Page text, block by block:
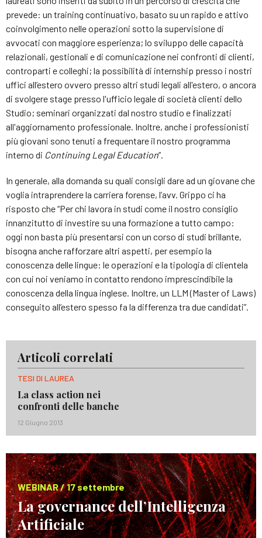
prevede: un training continuativo, basato su un rapido e attivo
coinvolgimento nelle operazioni sotto la supervisione di
avvocati con maggiore esperienza; lo sviluppo delle capacità
relazionali, gestionali e di comunicazione nei confronti di clienti,
controparti e colleghi; la possibilità di internship presso i nostri
uffici all’estero ovvero presso altri studi legali all'estero, o ancora
di svolgere stage presso l'ufficio legale di società clienti dello
Studio; seminari organizzati dal nostro studio e finalizzati
all'aggiornamento professionale. Inoltre, anche i professionisti
più giovani sono tenuti a frequentare il nostro programma
interno di Continuing Legal Education”.
In generale, alla domanda su quali consigli dare ad un giovane che
voglia intraprendere la carriera forense, l’avv. Grippo ci ha
risposto che “Per chi lavora in studi come il nostro consiglio
innanzitutto di investire su una formazione a tutto campo:
oggi non basta più presentarsi con un corso di studi brillante,
bisogna anche rafforzare altri aspetti, per esempio la
conoscenza delle lingue: le operazioni e la tipologia di clientela
con cui noi veniamo in contatto rendono imprescindibile la
conoscenza della lingua inglese. Inoltre, un LLM (Master of Laws)
conseguito all’estero spesso fa la differenza tra due candidati”.
Articoli correlati
TESI DI LAUREA
La class action nei
confronti delle banche
12 Giugno 2013
WEBINAR / 17 settembre
La governance dell’Intelligenza
Artificiale